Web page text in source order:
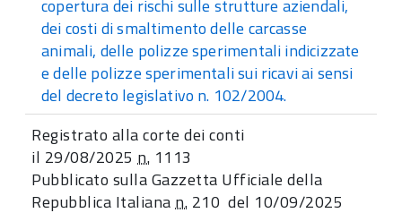
copertura dei rischi sulle strutture aziendali,
dei costi di smaltimento delle carcasse
animali, delle polizze sperimentali indicizzate
e delle polizze sperimentali sui ricavi ai sensi
del decreto legislativo n. 102/2004.
Registrato alla corte dei conti
il 29/08/2025n. 1113
Pubblicato sulla Gazzetta Ufficiale della
Repubblica Italianan. 210 del 10/09/2025